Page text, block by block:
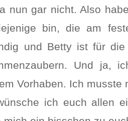
nun gar nicht. Also
bin, die am
und Betty ist für
Und ja,
Vorhaben. Ich musste
ich euch allen